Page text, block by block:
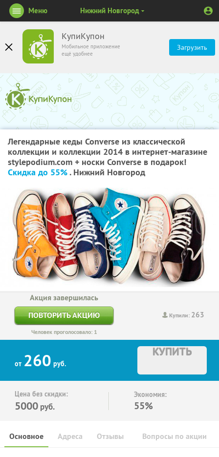
КупиКупон
Мобильное приложение
ещё удобнее
Загрузить
Меню Нижний Новгород
Легендарные кеды Converse из классической
коллекции и коллекции 2014 в интернет-магазине
stylepodium.com + носки Converse в подарок!
Скидка до 55%. Нижний Новгород
Купили: 263
Акция завершилась
ПОВТОРИТЬ АКЦИЮ
Человек проголосовало: 1
от 260 руб.
КУПИТЬ
Цена без скидки:
5000 руб.
Экономия:
55%
Основное Отзывы Вопросы по акции
Адреса